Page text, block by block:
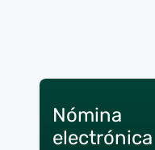
Nómina
electrónica